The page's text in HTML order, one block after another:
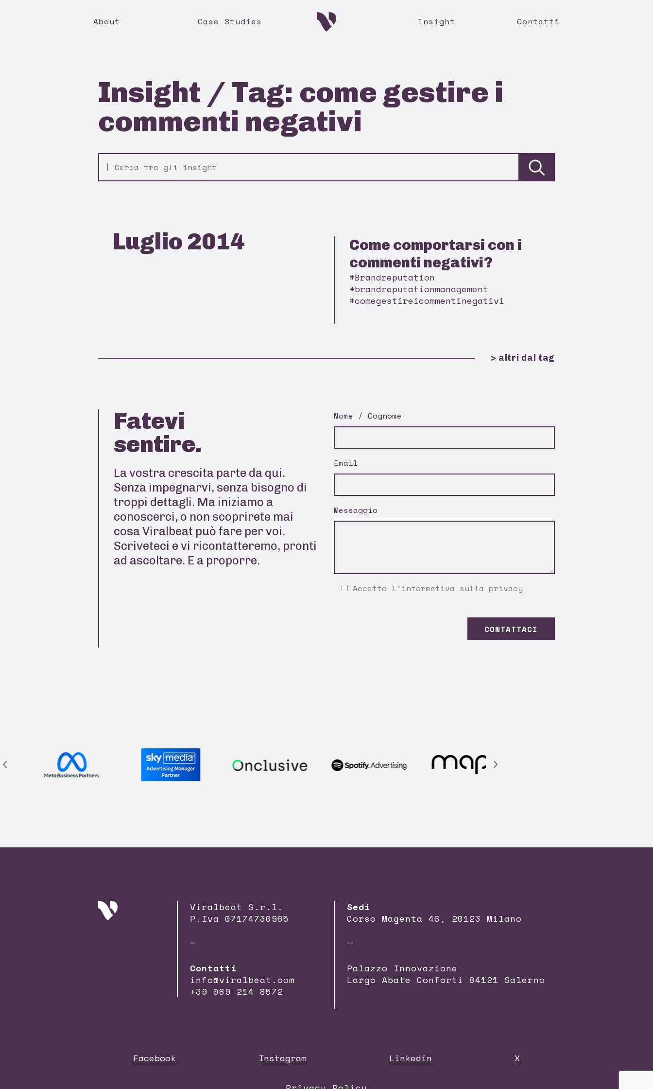
About Case Studies Insight Contatti
Insight / Tag: come gestire i
commenti negativi
Luglio 2014
Come comportarsi con i
commenti negativi?
#Brandreputation
#brandreputationmanagement
#comegestireicommentinegativi
> altri dal tag
Fatevi
sentire.
La vostra crescita parte da qui.
Senza impegnarvi, senza bisogno di
troppi dettagli. Ma iniziamo a
conoscerci, o non scoprirete mai
cosa Viralbeat può fare per voi.
Scriveteci e vi ricontatteremo, pronti
ad ascoltare. E a proporre.
Nome / Cognome
Email
Messaggio
Accetto l' informativa sulla privacy
Viralbeat S.r.l.
P.Iva 07174730965
—
Contatti
info@viralbeat.com
+39 089 214 8572
Sedi
Corso Magenta 46, 20123 Milano
—
Palazzo Innovazione
Largo Abate Conforti 84121 Salerno
Facebook Instagram Linkedin X